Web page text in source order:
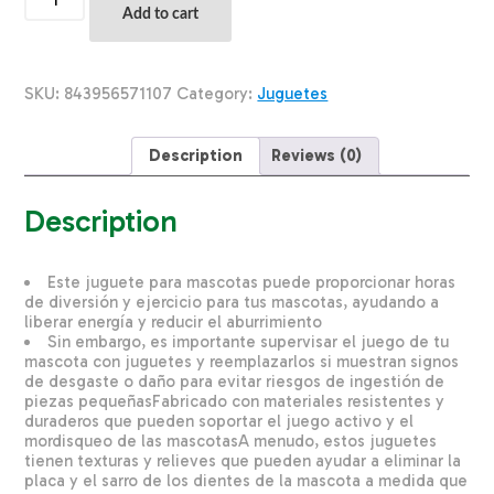
Para
Algodón
Add to cart
SKU: 843956571107 Category: Juguetes
Description Reviews (0)
Description
Este juguete para mascotas puede proporcionar horas
de diversión y ejercicio para tus mascotas, ayudando a
liberar energía y reducir el aburrimiento
Sin embargo, es importante supervisar el juego de tu
mascota con juguetes y reemplazarlos si muestran signos
de desgaste o daño para evitar riesgos de ingestión de
piezas pequeñasFabricado con materiales resistentes y
duraderos que pueden soportar el juego activo y el
mordisqueo de las mascotasA menudo, estos juguetes
tienen texturas y relieves que pueden ayudar a eliminar la
placa y el sarro de los dientes de la mascota a medida que